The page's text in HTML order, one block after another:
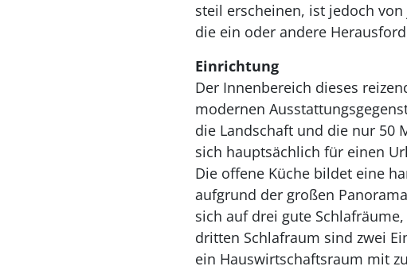
steil erscheinen, ist jedoch
die ein oder andere
Einrichtung
Der Innenbereich dieses
modernen
die Landschaft und die nur 50
sich hauptsächlich für einen
Die offene Küche bildet eine
aufgrund der großen
sich auf drei gute
dritten Schlafraum sind zwei
ein Hauswirtschaftsraum mit